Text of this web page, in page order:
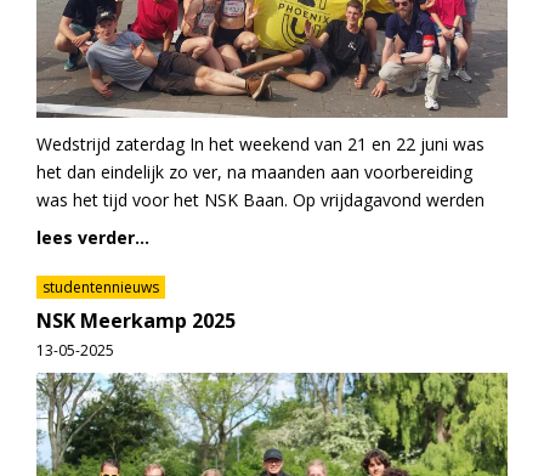
Wedstrijd zaterdag In het weekend van 21 en 22 juni was
het dan eindelijk zo ver, na maanden aan voorbereiding
was het tijd voor het NSK Baan. Op vrijdagavond werden
lees verder...
studentennieuws
NSK Meerkamp 2025
13-05-2025